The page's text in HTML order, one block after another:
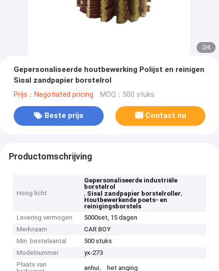
2/4
Gepersonaliseerde houtbewerking Polijst en reinigen
Sisal zandpapier borstelrol
Prijs：Negotiated pricing MOQ：500 stuks
Beste prijs Contact nu
Productomschrijving
Hoog licht
Gepersonaliseerde industriële
borstelrol
, Sisal zandpapier borstelroller,
Houtbewerkende poets- en
reinigingsborstels
Levering vermogen
5000set, 15 dagen
Merknaam
CAR BOY
Min. bestelaantal
500 stuks
Modelnummer
yx-273
Plaats van
anhui、 het anqing